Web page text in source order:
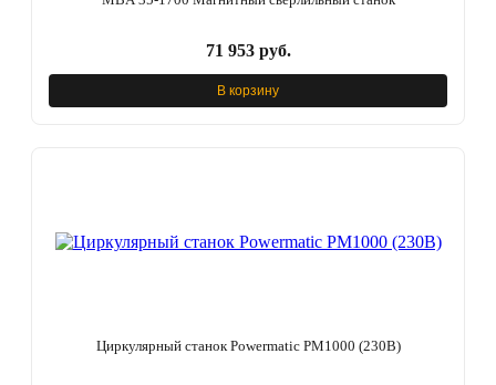
71 953 руб.
В корзину
Циркулярный станок Powermatic PM1000 (230В)